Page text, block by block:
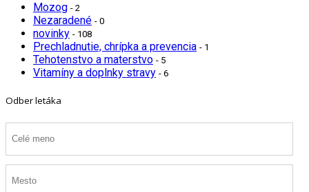
Mozog - 2
Nezaradené - 0
novinky - 108
Prechladnutie, chrípka a prevencia - 1
Tehotenstvo a materstvo - 5
Vitamíny a doplnky stravy - 6
Odber letáka